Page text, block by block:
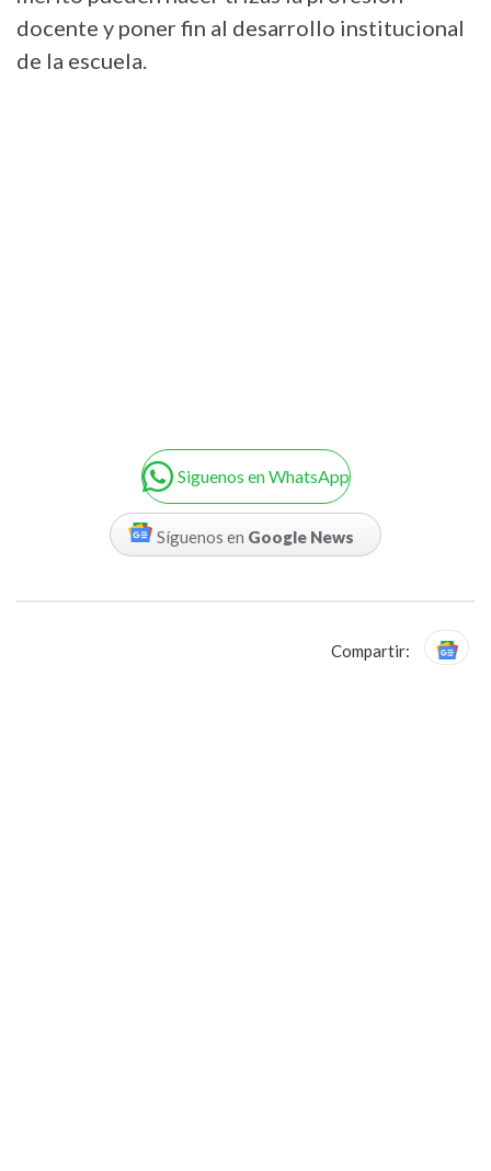
docente y poner fin al desarrollo institucional
de la escuela.
Siguenos en WhatsApp
Síguenos en Google News
Compartir: